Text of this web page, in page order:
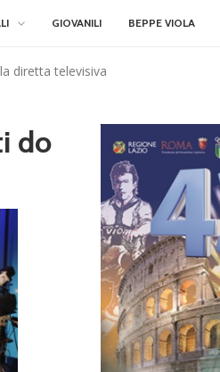
GIOVANILI BEPPE VIOLA
diretta televisiva
do